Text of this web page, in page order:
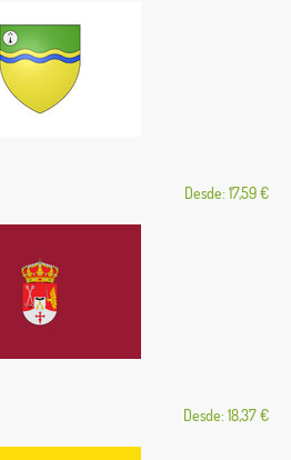
Desde: 17,59 €
Desde: 18,37 €